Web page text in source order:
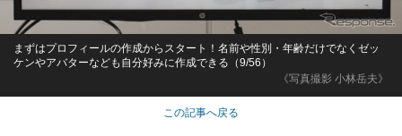
《写真撮影 小林岳夫》
まずはプロフィールの作成からスタート！名前や性別・年齢だけでなくゼッ
ケンやアバターなども自分好みに作成できる（9/56）
この記事へ戻る